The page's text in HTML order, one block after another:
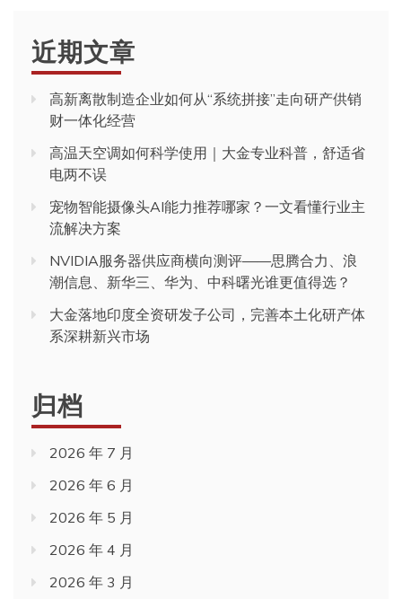
近期文章
高新离散制造企业如何从“系统拼接”走向研产供销
财一体化经营
高温天空调如何科学使用｜大金专业科普，舒适省
电两不误
宠物智能摄像头AI能力推荐哪家？一文看懂行业主
流解决方案
NVIDIA服务器供应商横向测评——思腾合力、浪
潮信息、新华三、华为、中科曙光谁更值得选？
大金落地印度全资研发子公司，完善本土化研产体
系深耕新兴市场
归档
2026 年 7 月
2026 年 6 月
2026 年 5 月
2026 年 4 月
2026 年 3 月